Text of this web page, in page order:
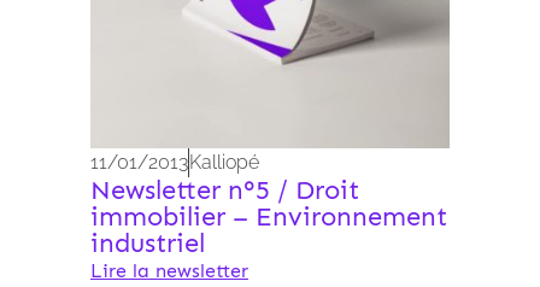
11/01/2013Kalliopé
Newsletter n°5 / Droit
immobilier – Environnement
industriel
Lire la newsletter